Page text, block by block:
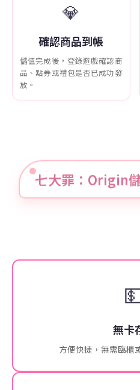
💎
確認商品到帳
儲值完成後，登錄遊戲確認商
品、點券或禮包是否已成功發
放。
七大罪：Origin
無卡
方便快捷，無需臨櫃